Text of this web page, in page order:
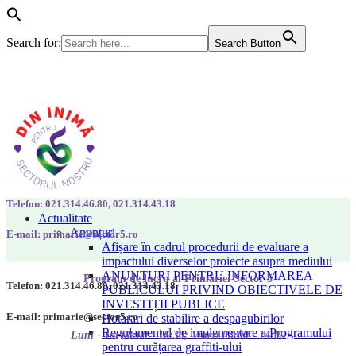
Search for: Search Button
Actualitate
Anunțuri
Afișare în cadrul procedurii de evaluare a
impactului diverselor proiecte asupra mediului
ANUNȚURI PENTRU INFORMAREA
PUBLICULUI PRIVIND OBIECTIVELE DE
INVESTIȚII PUBLICE
Hotarari de stabilire a despagubirilor
Regulamentul de implementare a Programului
pentru curățarea graffiti-ului
Telefon: 021.314.46.80, 021.314.43.18
E-mail: primarie@sector5.ro
Program de lucru al Primăriei Sector 5
Luni - Joi 08:00 - 16:30; Vineri 08:00 - 14:00
Telefon: 021.314.46.80, 021.314.43.18
E-mail: primarie@sector5.ro